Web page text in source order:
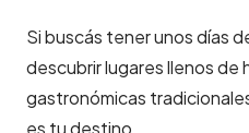
Si buscás tener unos días
descubrir lugares llenos de
gastronómicas
es tu destino.